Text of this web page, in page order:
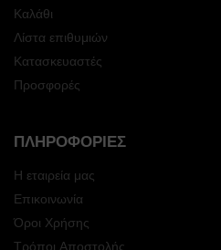
Καλάθι
Λίστα επιθυμιών
Κατασκευαστές
Προσφορές
ΠΛΗΡΟΦΟΡΊΕΣ
Η εταιρεία μας
Επικοινωνία
Όροι Χρήσης